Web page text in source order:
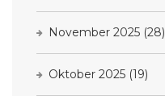
November 2025 (28)
Oktober 2025 (19)